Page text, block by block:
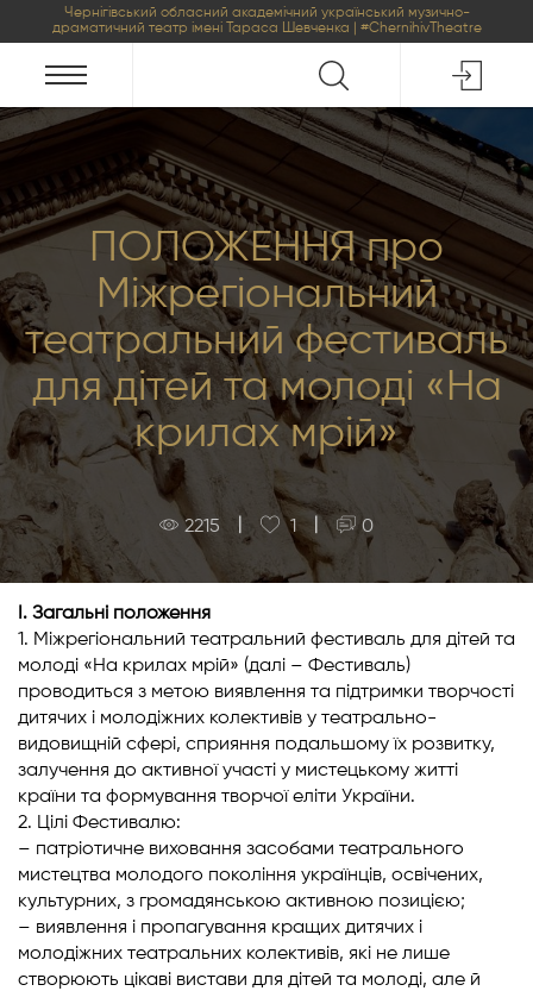
Чернігівський обласний академічний український музично-
драматичний театр імені Тараса Шевченка | #ChernihivTheatre
ПОЛОЖЕННЯ про
Міжрегіональний
театральний фестиваль
для дітей та молоді «На
крилах мрій»
2215 1 0
I. Загальні положення
1. Міжрегіональний театральний фестиваль для дітей та
молоді «На крилах мрій» (далі – Фестиваль)
проводиться з метою виявлення та підтримки творчості
дитячих і молодіжних колективів у театрально-
видовищній сфері, сприяння подальшому їх розвитку,
залучення до активної участі у мистецькому житті
країни та формування творчої еліти України.
2. Цілі Фестивалю:
– патріотичне виховання засобами театрального
мистецтва молодого покоління українців, освічених,
культурних, з громадянською активною позицією;
– виявлення і пропагування кращих дитячих і
молодіжних театральних колективів, які не лише
створюють цікаві вистави для дітей та молоді, але й